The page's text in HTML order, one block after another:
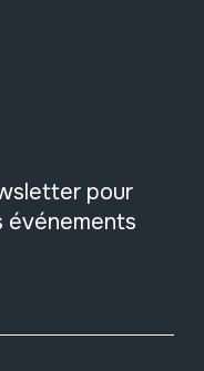
pour
événements